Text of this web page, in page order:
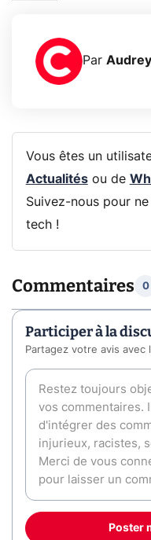
Par
Vous êtes un
Actualitésou de
Suivez-nous pour
tech !
Commentaires 0
Participer à la
Partagez votre avis avec
Poster